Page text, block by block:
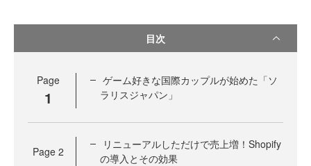
目次
Page
1
ゲーム好きな国際カップルが始めた「ソ
ラリスジャパン」
Page 2
リニューアルしただけで売上増！Shopify
の導入とその効果